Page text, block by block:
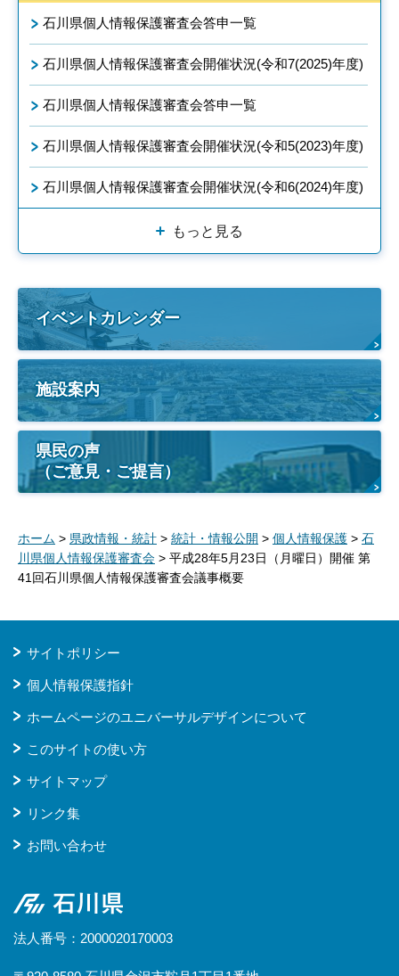
石川県個人情報保護審査会答申一覧
石川県個人情報保護審査会開催状況(令和7(2025)年度)
石川県個人情報保護審査会答申一覧
石川県個人情報保護審査会開催状況(令和5(2023)年度)
石川県個人情報保護審査会開催状況(令和6(2024)年度)
もっと見る
イベントカレンダー
施設案内
県民の声
（ご意見・ご提言）
ホーム > 県政情報・統計 > 統計・情報公開 > 個人情報保護 > 石
川県個人情報保護審査会 > 平成28年5月23日（月曜日）開催 第
41回石川県個人情報保護審査会議事概要
サイトポリシー
個人情報保護指針
ホームページのユニバーサルデザインについて
このサイトの使い方
サイトマップ
リンク集
お問い合わせ
石川県
法人番号：2000020170003